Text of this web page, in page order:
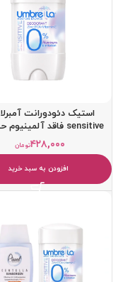
استیک دئودورانت
میلی لیترتومان۴۲۸,۰۰۰
افزودن به سبد خرید